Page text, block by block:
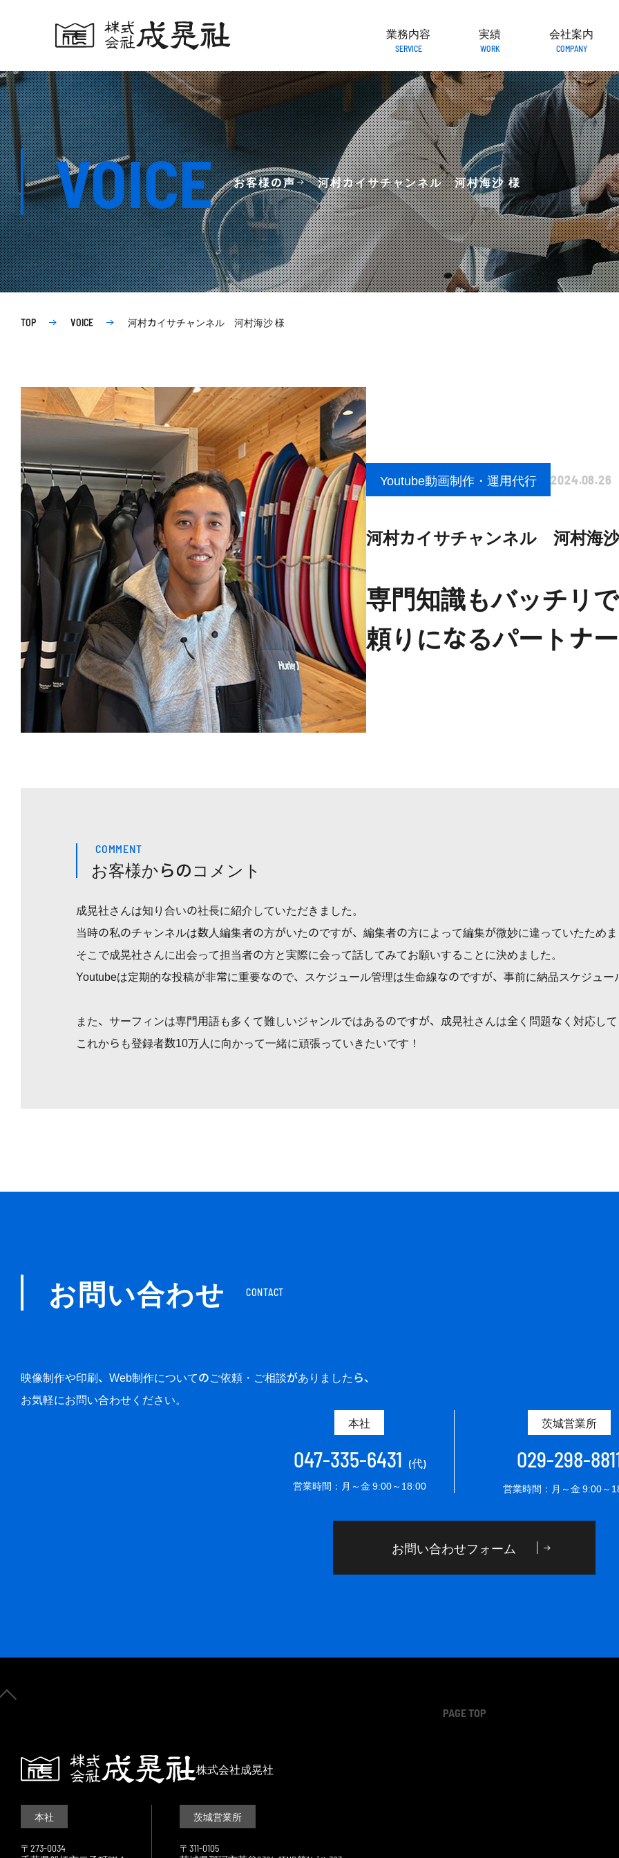
業務内容
SERVICE
実績
WORK
会社案内
COMPANY
VOICE お客様の声 河村カイサチャンネル河村海沙様
TOP VOICE 河村カイサチャンネル 河村海沙様
Youtube動画制作・運用代行 2024.08.26
河村カイサチャンネル 河村海沙
専門知識もバッチリで
頼りになるパートナ
COMMENT
お客様からのコメント
成晃社さんは知り合いの社長に紹介していただきました。
当時の私のチャンネルは数人編集者の方がいたのですが、編集者の方によって編集が微妙に違っていたため
そこで成晃社さんに出会って担当者の方と実際に会って話してみてお願いすることに決めました。
Youtubeは定期的な投稿が非常に重要なので、スケジュール管理は生命線なのですが、事前に納品スケジュ
また、サーフィンは専門用語も多くて難しいジャンルではあるのですが、成晃社さんは全く問題なく対応し
これからも登録者数10万人に向かって一緒に頑張っていきたいです！
お問い合わせ CONTACT
映像制作や印刷、Web制作についてのご依頼・ご相談がありましたら、
お気軽にお問い合わせください。
本社
047-335-6431 (代)
営業時間：月～金 9:00～18:00
茨城営業所
029-298-
営業時間：月～金 9:00～
お問い合わせフォーム
株式会社成晃社
本社
〒273-0034
茨城営業所
〒311-0105
PAGE TOP